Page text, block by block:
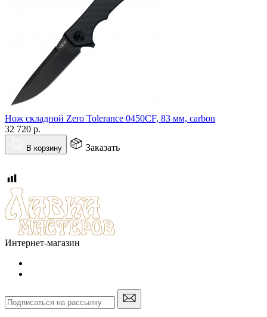
Нож складной Zero Tolerance 0450CF, 83 мм, carbon
32 720 р.
В корзину Заказать
Интернет-магазин